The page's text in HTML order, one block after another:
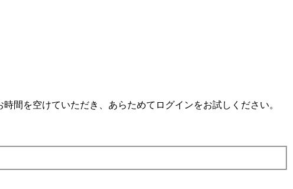
間を空けていただき、あらためてログインをお試しください。